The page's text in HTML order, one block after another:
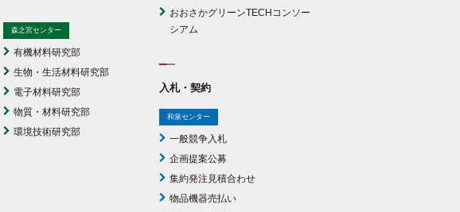
森之宮センター
有機材料研究部
生物・生活材料研究部
電子材料研究部
物質・材料研究部
環境技術研究部
おおさかグリーンTECHコンソー
シアム
入札・契約
和泉センター
一般競争入札
企画提案公募
集約発注見積合わせ
物品機器売払い